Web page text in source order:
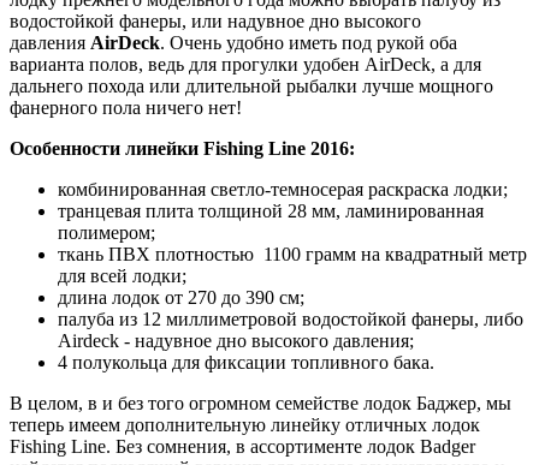
водостойкой фанеры, или надувное дно высокого
давления AirDeck. Очень удобно иметь под рукой оба
варианта полов, ведь для прогулки удобен AirDeck, а для
дальнего похода или длительной рыбалки лучше мощного
фанерного пола ничего нет!
Особенности линейки Fishing Line 2016:
комбинированная светло-темносерая раскраска лодки;
транцевая плита толщиной 28 мм, ламинированная
полимером;
ткань ПВХ плотностью 1100 грамм на квадратный метр
для всей лодки;
длина лодок от 270 до 390 см;
палуба из 12 миллиметровой водостойкой фанеры, либо
Airdeck - надувное дно высокого давления;
4 полукольца для фиксации топливного бака.
В целом, в и без того огромном семействе лодок Баджер, мы
теперь имеем дополнительную линейку отличных лодок
Fishing Line. Без сомнения, в ассортименте лодок Badger